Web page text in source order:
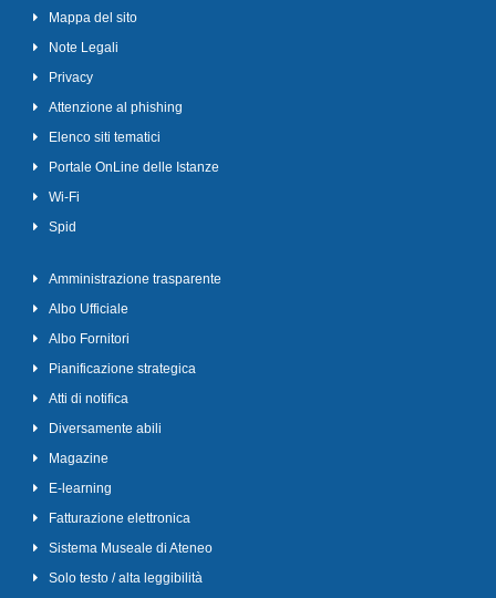
Mappa del sito
Note Legali
Privacy
Attenzione al phishing
Elenco siti tematici
Portale OnLine delle Istanze
Wi-Fi
Spid
Amministrazione trasparente
Albo Ufficiale
Albo Fornitori
Pianificazione strategica
Atti di notifica
Diversamente abili
Magazine
E-learning
Fatturazione elettronica
Sistema Museale di Ateneo
Solo testo / alta leggibilità